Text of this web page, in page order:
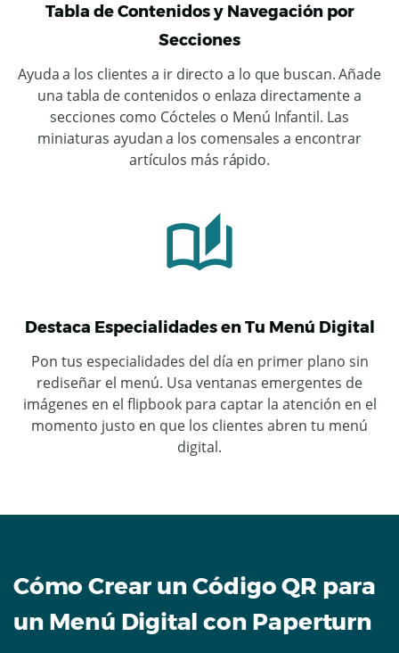
Tabla de Contenidos y Navegación por
Secciones
Ayuda a los clientes a ir directo a lo que buscan. Añade
una tabla de contenidos o enlaza directamente a
secciones como Cócteles o Menú Infantil. Las
miniaturas ayudan a los comensales a encontrar
artículos más rápido.
Destaca Especialidades en Tu Menú Digital
Pon tus especialidades del día en primer plano sin
rediseñar el menú. Usa ventanas emergentes de
imágenes en el flipbook para captar la atención en el
momento justo en que los clientes abren tu menú
digital.
Cómo Crear un Código QR para
un Menú Digital con Paperturn